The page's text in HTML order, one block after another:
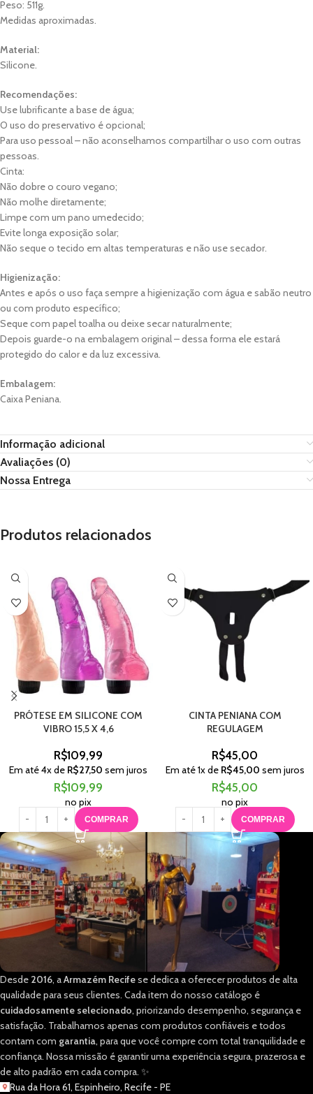
Peso: 511g.
Medidas aproximadas.
Material:
Silicone.
Recomendações:
Use lubrificante a base de água;
O uso do preservativo é opcional;
Para uso pessoal – não aconselhamos compartilhar o uso com outras
pessoas.
Cinta:
Não dobre o couro vegano;
Não molhe diretamente;
Limpe com um pano umedecido;
Evite longa exposição solar;
Não seque o tecido em altas temperaturas e não use secador.
Higienização:
Antes e após o uso faça sempre a higienização com água e sabão neutro
ou com produto específico;
Seque com papel toalha ou deixe secar naturalmente;
Depois guarde-o na embalagem original – dessa forma ele estará
protegido do calor e da luz excessiva.
Embalagem:
Caixa Peniana.
Informação adicional
Avaliações (0)
Nossa Entrega
Produtos relacionados
PRÓTESE EM SILICONE COM
VIBRO 15,5 X 4,6
R$109,99
Em até4x de R$27,50 sem juros
R$109,99
no pix
COMPRAR
CINTA PENIANA COM
REGULAGEM
R$45,00
Em até1x de R$45,00 sem juros
R$45,00
no pix
COMPRAR
Desde 2016, aArmazém Recifese dedica a oferecer produtos de alta
qualidade para seus clientes. Cada item do nosso catálogo é
cuidadosamente selecionado, priorizando desempenho, segurança e
satisfação. Trabalhamos apenas com produtos confiáveis e todos
contam com garantia, para que você compre com total tranquilidade e
confiança. Nossa missão é garantir uma experiência segura, prazerosa e
de alto padrão em cada compra. ✨
Rua da Hora 61, Espinheiro, Recife - PE